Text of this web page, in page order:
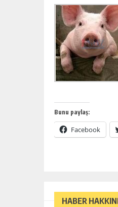
Bunu paylaş:
Facebook
HABER